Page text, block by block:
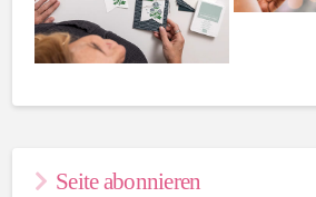
Seite abonnieren